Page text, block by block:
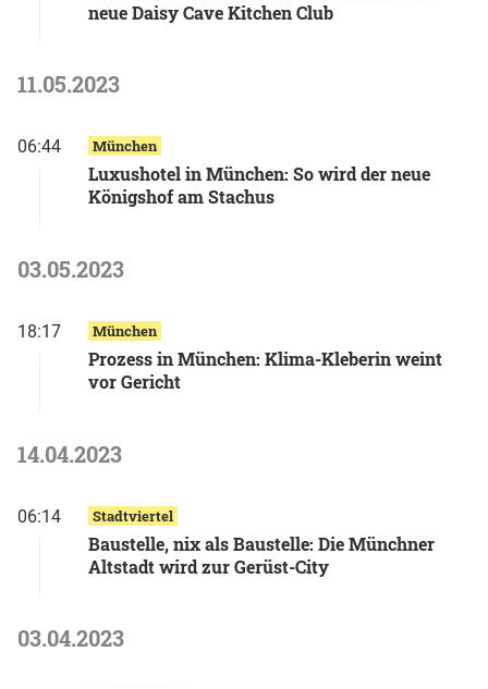
neue Daisy Cave Kitchen Club
11.05.2023
06:44 München
Luxushotel in München: So wird der neue
Königshof am Stachus
03.05.2023
18:17 München
Prozess in München: Klima-Kleberin weint
vor Gericht
14.04.2023
06:14 Stadtviertel
Baustelle, nix als Baustelle: Die Münchner
Altstadt wird zur Gerüst-City
03.04.2023